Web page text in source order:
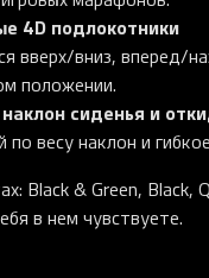
4D подлокотники
вверх/вниз, вперед/
положении.
сиденья и
по весу наклон и
Black & Green,
в нем чувствуете.